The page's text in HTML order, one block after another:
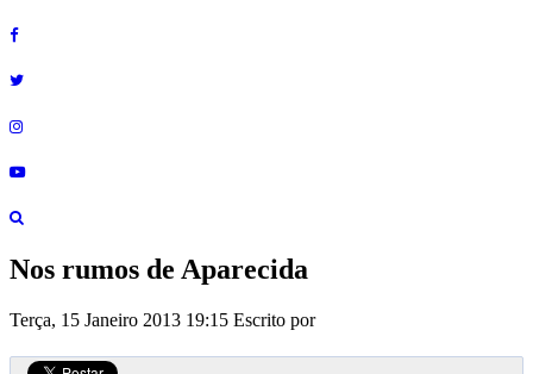
Nos rumos de Aparecida
Terça, 15 Janeiro 2013 19:15 Escrito por